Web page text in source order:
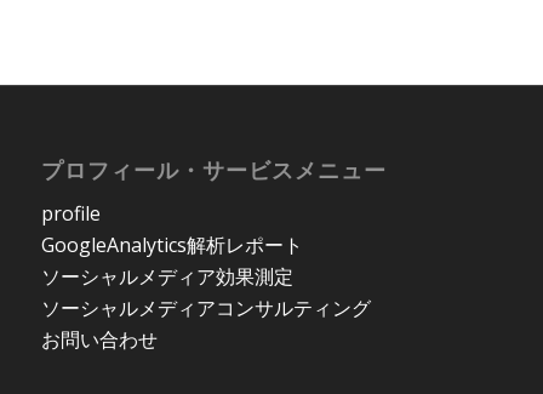
プロフィール・サービスメニュー
profile
GoogleAnalytics解析レポート
ソーシャルメディア効果測定
ソーシャルメディアコンサルティング
お問い合わせ